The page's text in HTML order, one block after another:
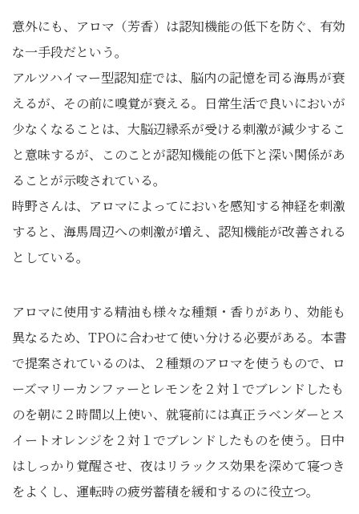
意外にも、アロマ（芳香）は認知機能の低下を防ぐ、有効
な一手段だという。
アルツハイマー型認知症では、脳内の記憶を司る海馬が衰
えるが、その前に嗅覚が衰える。日常生活で良いにおいが
少なくなることは、大脳辺縁系が受ける刺激が減少するこ
と意味するが、このことが認知機能の低下と深い関係があ
ることが示唆されている。
時野さんは、アロマによってにおいを感知する神経を刺激
すると、海馬周辺への刺激が増え、認知機能が改善される
としている。
アロマに使用する精油も様々な種類・香りがあり、効能も
異なるため、TPOに合わせて使い分ける必要がある。本書
で提案されているのは、２種類のアロマを使うもので、ロ
ーズマリーカンファーとレモンを２対１でブレンドしたも
のを朝に２時間以上使い、就寝前には真正ラベンダーとス
イートオレンジを２対１でブレンドしたものを使う。日中
はしっかり覚醒させ、夜はリラックス効果を深めて寝つき
をよくし、運転時の疲労蓄積を緩和するのに役立つ。